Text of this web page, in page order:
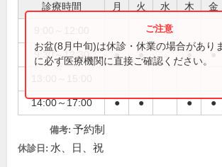
診療時間 月 火 水 木 金
9:30～12:30 ● ● ● ●
14:00～17:00 ● ● ● ●
お盆(8月中旬)は休診・休業の場合があり
に必ず医療機関に直接ご確認ください。
備考: 予約制
休診日: 水、日、祝